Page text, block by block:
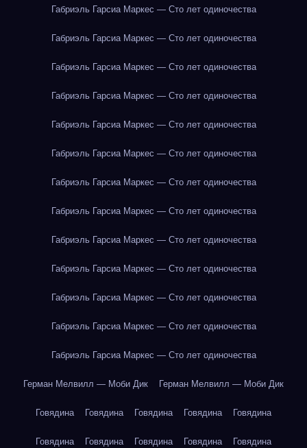
Габриэль Гарсиа Маркес — Сто лет одиночества
Габриэль Гарсиа Маркес — Сто лет одиночества
Габриэль Гарсиа Маркес — Сто лет одиночества
Габриэль Гарсиа Маркес — Сто лет одиночества
Габриэль Гарсиа Маркес — Сто лет одиночества
Габриэль Гарсиа Маркес — Сто лет одиночества
Габриэль Гарсиа Маркес — Сто лет одиночества
Габриэль Гарсиа Маркес — Сто лет одиночества
Габриэль Гарсиа Маркес — Сто лет одиночества
Габриэль Гарсиа Маркес — Сто лет одиночества
Габриэль Гарсиа Маркес — Сто лет одиночества
Габриэль Гарсиа Маркес — Сто лет одиночества
Габриэль Гарсиа Маркес — Сто лет одиночества
Герман Мелвилл — Моби Дик Герман Мелвилл — Моби Дик
Говядина Говядина Говядина Говядина Говядина
Говядина Говядина Говядина Говядина Говядина